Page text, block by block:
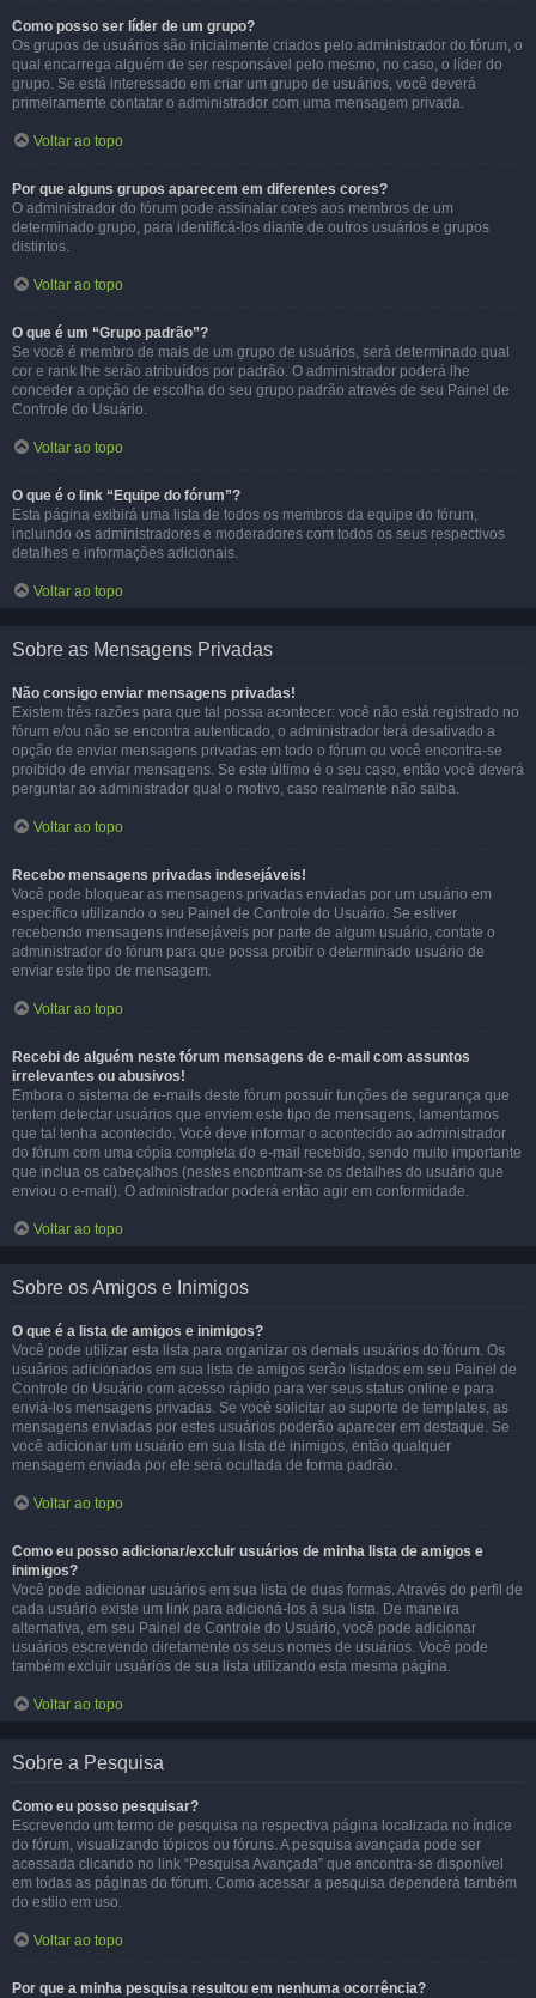
Como posso ser líder de um grupo?
Os grupos de usuários são inicialmente criados pelo administrador do fórum, o
qual encarrega alguém de ser responsável pelo mesmo, no caso, o líder do
grupo. Se está interessado em criar um grupo de usuários, você deverá
primeiramente contatar o administrador com uma mensagem privada.
Voltar ao topo
Por que alguns grupos aparecem em diferentes cores?
O administrador do fórum pode assinalar cores aos membros de um
determinado grupo, para identificá-los diante de outros usuários e grupos
distintos.
Voltar ao topo
O que é um “Grupo padrão”?
Se você é membro de mais de um grupo de usuários, será determinado qual
cor e rank lhe serão atribuídos por padrão. O administrador poderá lhe
conceder a opção de escolha do seu grupo padrão através de seu Painel de
Controle do Usuário.
Voltar ao topo
O que é o link “Equipe do fórum”?
Esta página exibirá uma lista de todos os membros da equipe do fórum,
incluindo os administradores e moderadores com todos os seus respectivos
detalhes e informações adicionais.
Voltar ao topo
Sobre as Mensagens Privadas
Não consigo enviar mensagens privadas!
Existem três razões para que tal possa acontecer: você não está registrado no
fórum e/ou não se encontra autenticado, o administrador terá desativado a
opção de enviar mensagens privadas em todo o fórum ou você encontra-se
proibido de enviar mensagens. Se este último é o seu caso, então você deverá
perguntar ao administrador qual o motivo, caso realmente não saiba.
Voltar ao topo
Recebo mensagens privadas indesejáveis!
Você pode bloquear as mensagens privadas enviadas por um usuário em
específico utilizando o seu Painel de Controle do Usuário. Se estiver
recebendo mensagens indesejáveis por parte de algum usuário, contate o
administrador do fórum para que possa proibir o determinado usuário de
enviar este tipo de mensagem.
Voltar ao topo
Recebi de alguém neste fórum mensagens de e-mail com assuntos
irrelevantes ou abusivos!
Embora o sistema de e-mails deste fórum possuir funções de segurança que
tentem detectar usuários que enviem este tipo de mensagens, lamentamos
que tal tenha acontecido. Você deve informar o acontecido ao administrador
do fórum com uma cópia completa do e-mail recebido, sendo muito importante
que inclua os cabeçalhos (nestes encontram-se os detalhes do usuário que
enviou o e-mail). O administrador poderá então agir em conformidade.
Voltar ao topo
Sobre os Amigos e Inimigos
O que é a lista de amigos e inimigos?
Você pode utilizar esta lista para organizar os demais usuários do fórum. Os
usuários adicionados em sua lista de amigos serão listados em seu Painel de
Controle do Usuário com acesso rápido para ver seus status online e para
enviá-los mensagens privadas. Se você solicitar ao suporte de templates, as
mensagens enviadas por estes usuários poderão aparecer em destaque. Se
você adicionar um usuário em sua lista de inimigos, então qualquer
mensagem enviada por ele será ocultada de forma padrão.
Voltar ao topo
Como eu posso adicionar/excluir usuários de minha lista de amigos e
inimigos?
Você pode adicionar usuários em sua lista de duas formas. Através do perfil de
cada usuário existe um link para adicioná-los à sua lista. De maneira
alternativa, em seu Painel de Controle do Usuário, você pode adicionar
usuários escrevendo diretamente os seus nomes de usuários. Você pode
também excluir usuários de sua lista utilizando esta mesma página.
Voltar ao topo
Sobre a Pesquisa
Como eu posso pesquisar?
Escrevendo um termo de pesquisa na respectiva página localizada no índice
do fórum, visualizando tópicos ou fóruns. A pesquisa avançada pode ser
acessada clicando no link “Pesquisa Avançada” que encontra-se disponível
em todas as páginas do fórum. Como acessar a pesquisa dependerá também
do estilo em uso.
Voltar ao topo
Por que a minha pesquisa resultou em nenhuma ocorrência?